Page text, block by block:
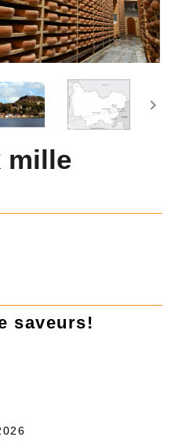

mille
saveurs!